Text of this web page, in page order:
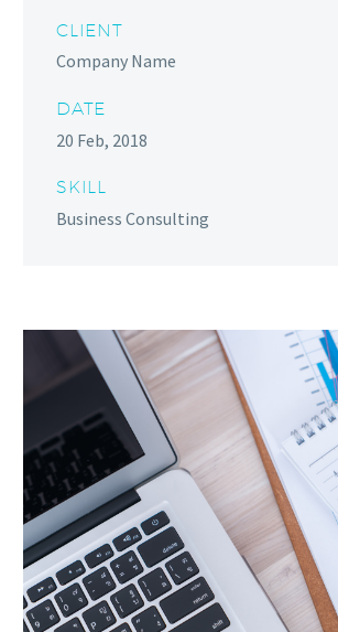
CLIENT
Company Name
DATE
20 Feb, 2018
SKILL
Business Consulting